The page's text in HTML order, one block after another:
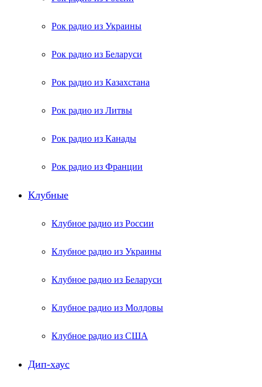
Рок радио из Украины
Рок радио из Беларуси
Рок радио из Казахстана
Рок радио из Литвы
Рок радио из Канады
Рок радио из Франции
Клубные
Клубное радио из России
Клубное радио из Украины
Клубное радио из Беларуси
Клубное радио из Молдовы
Клубное радио из США
Дип-хаус